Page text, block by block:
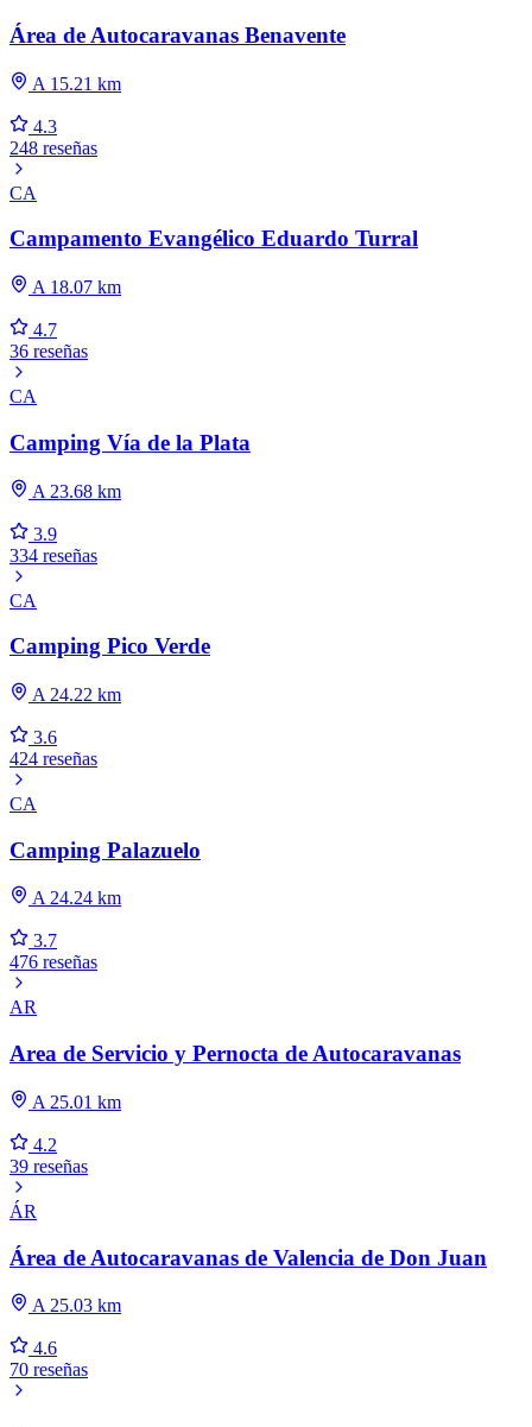
Área de Autocaravanas Benavente
A 15.21 km
4.3
248 reseñas
CA
Campamento Evangélico Eduardo Turral
A 18.07 km
4.7
36 reseñas
CA
Camping Vía de la Plata
A 23.68 km
3.9
334 reseñas
CA
Camping Pico Verde
A 24.22 km
3.6
424 reseñas
CA
Camping Palazuelo
A 24.24 km
3.7
476 reseñas
AR
Area de Servicio y Pernocta de Autocaravanas
A 25.01 km
4.2
39 reseñas
ÁR
Área de Autocaravanas de Valencia de Don Juan
A 25.03 km
4.6
70 reseñas